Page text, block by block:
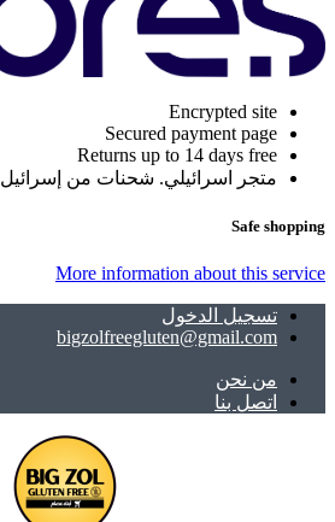
Encrypted site
Secured payment page
Returns up to 14 days free
متجر اسرائيلي. شحنات من إسرائيل
Safe shopping
More information about this service
تسجيل الدخول
bigzolfreegluten@gmail.com
ﻣﻦ ﻧﺤﻦ
اتصل بنا